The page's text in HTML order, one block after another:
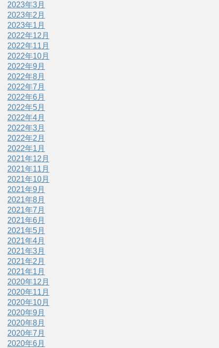
2023年3月
2023年2月
2023年1月
2022年12月
2022年11月
2022年10月
2022年9月
2022年8月
2022年7月
2022年6月
2022年5月
2022年4月
2022年3月
2022年2月
2022年1月
2021年12月
2021年11月
2021年10月
2021年9月
2021年8月
2021年7月
2021年6月
2021年5月
2021年4月
2021年3月
2021年2月
2021年1月
2020年12月
2020年11月
2020年10月
2020年9月
2020年8月
2020年7月
2020年6月